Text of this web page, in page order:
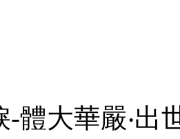
體大華嚴‧出